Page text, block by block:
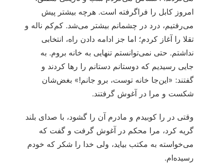
امروز کابل را فراگرفته است. هرچه بیشتر پیش
می‌رفتیم، درد در چشمانم بیشتر می‌شد. کم‌کم ناله و
تقلا را آغاز کردم؛ اما جز ادامه دادن راه، انتخابی
نداشتم. حتی نمی‌توانستم تنهایی به خانه بروم. به
جایی رسیدیم که دوستانم دستانم را رها کردند و
گفتند: «این‌جا خانه توست، برو جانم!» بغض‌شان
شکست و مرا در آغوش گرفتند.
وقتی در را کوبیدم و مادرم آن را گشود، با صدای بلند
گریه کرد، مرا محکم در آغوش گرفت و گفت که
می‌خواسته به مکتب بیاید، ولی خدا را شکر که خودم
رسیده‌ام.